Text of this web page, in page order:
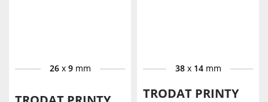
26x 9mm 38x 14mm
TRODAT PRINTY